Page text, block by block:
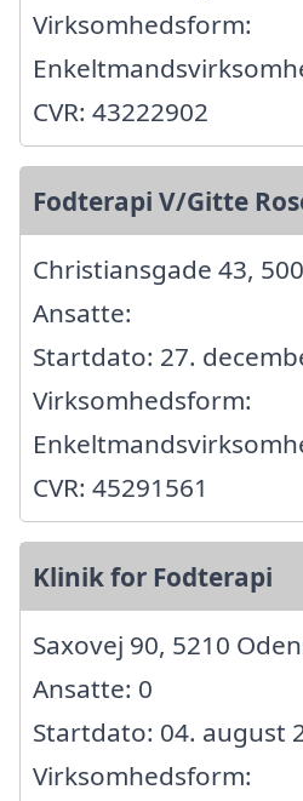
Virksomhedsform:
CVR: 43222902
Fodterapi V/Gitte
Christiansgade 43,
Ansatte:
Startdato: 27.
Virksomhedsform:
CVR: 45291561
Klinik for Fodterapi
Saxovej 90, 5210
Ansatte: 0
Startdato: 04. august
Virksomhedsform: